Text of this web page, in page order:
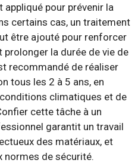
appliqué pour prévenir la
certains cas, un traitement
être ajouté pour renforcer
prolonger la durée de vie de
recommandé de réaliser
tous les 2 à 5 ans, en
climatiques et de
cette tâche à un
garantit un travail
des matériaux, et
normes de sécurité.